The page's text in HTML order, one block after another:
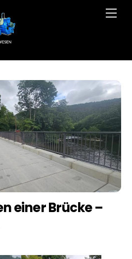
einer Brücke –